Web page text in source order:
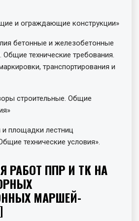
и ограждающие конструкции»
бетонные и железобетонные
Общие технические требования.
транспортирования и
строительные. Общие
площадки лестниц
технические условия».
РАБОТ ППР И ТК НА
МАРШЕЙ-